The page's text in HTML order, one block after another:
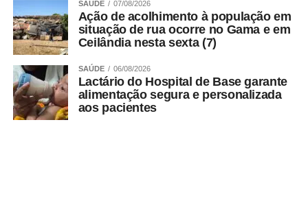
SAÚDE 07/08/2026
Ação de acolhimento à população em
situação de rua ocorre no Gama e em
Ceilândia nesta sexta (7)
SAÚDE 06/08/2026
Lactário do Hospital de Base garante
alimentação segura e personalizada
aos pacientes